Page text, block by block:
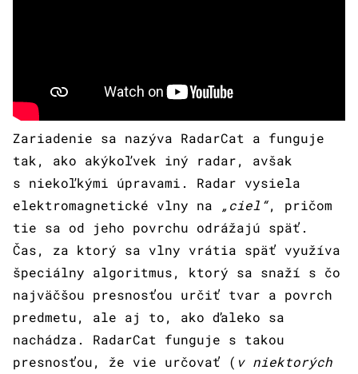
Zariadenie sa nazýva RadarCat a funguje
tak, ako akýkoľvek iný radar, avšak
s niekoľkými úpravami. Radar vysiela
elektromagnetické vlny na
„ciel“, pričom
tie sa od jeho povrchu odrážajú späť.
Čas, za ktorý sa vlny vrátia späť využíva
špeciálny algoritmus, ktorý sa snaží s čo
najväčšou presnosťou určiť tvar a povrch
predmetu, ale aj to, ako ďaleko sa
nachádza. RadarCat funguje s takou
presnosťou, že vie určovať ( v niektorých